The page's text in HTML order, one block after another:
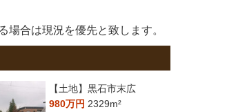
合は現況を優先と致します。
【土地】黒石市末広
980万円 2329m²